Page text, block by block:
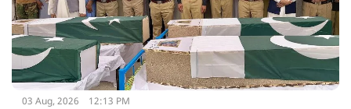
03 Aug, 2026 12:13 PM